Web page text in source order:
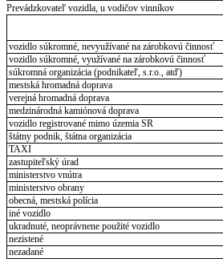
Prevádzkovateľ vozidla, u vodičov vinníkov
vozidlo súkromné, nevyužívané na zárobkovú činnosť
vozidlo súkromné, využívané na zárobkovú činnosť
súkromná organizácia (podnikateľ, s.r.o., atď)
mestská hromadná doprava
verejná hromadná doprava
medzinárodná kamiónová doprava
vozidlo registrované mimo územia SR
štátny podnik, štátna organizácia
TAXI
zastupiteľský úrad
ministerstvo vnútra
ministerstvo obrany
obecná, mestská polícia
iné vozidlo
ukradnuté, neoprávnene použité vozidlo
nezistené
nezadané